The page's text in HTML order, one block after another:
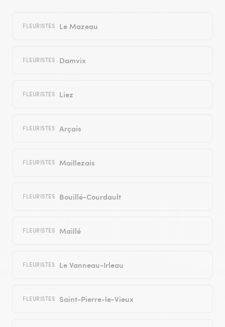
FLEURISTES Le Mazeau
FLEURISTES Damvix
FLEURISTES Liez
FLEURISTES Arçais
FLEURISTES Maillezais
FLEURISTES Bouillé-Courdault
FLEURISTES Maillé
FLEURISTES Le Vanneau-Irleau
FLEURISTES Saint-Pierre-le-Vieux